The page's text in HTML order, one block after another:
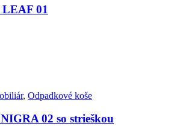
01
, Odpadkové koše
02 so strieškou